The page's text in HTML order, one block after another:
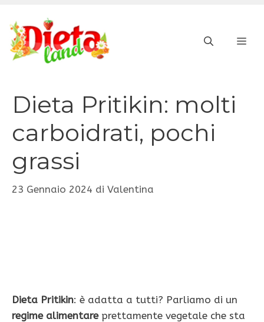
contenuto
Dieta Pritikin: molti
carboidrati, pochi
grassi
23 Gennaio 2024 di Valentina
Dieta Pritikin: è adatta a tutti? Parliamo di un
regime alimentareprettamente vegetale che sta